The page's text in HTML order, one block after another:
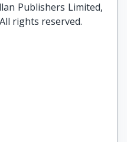
Publishers Limited,
rights reserved.